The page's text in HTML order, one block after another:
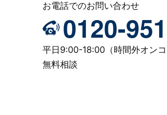
お電話でのお問い合わせ
0120-
平日9:00-18:00（時間外オン
無料相談